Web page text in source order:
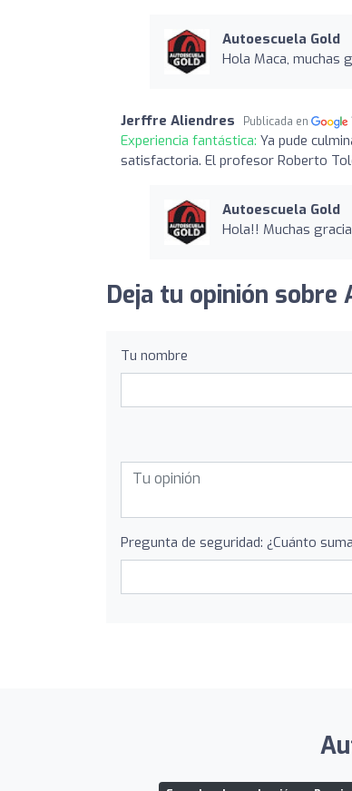
Autoescuela Gold
Hola Maca, muchas
Jerffre Aliendres Publicada en
Experiencia fantástica: Ya pude
satisfactoria. El profesor Roberto
Autoescuela Gold
Hola!! Muchas
Deja tu opinión sobre
Tu nombre
Pregunta de seguridad: ¿Cuánto